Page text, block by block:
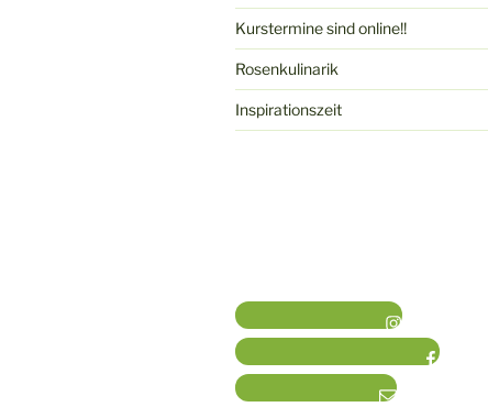
Kurstermine sind online!!
Rosenkulinarik
Inspirationszeit
Insta KondiTOURei
Facebook Rosenschule
Mail KondiTOURei